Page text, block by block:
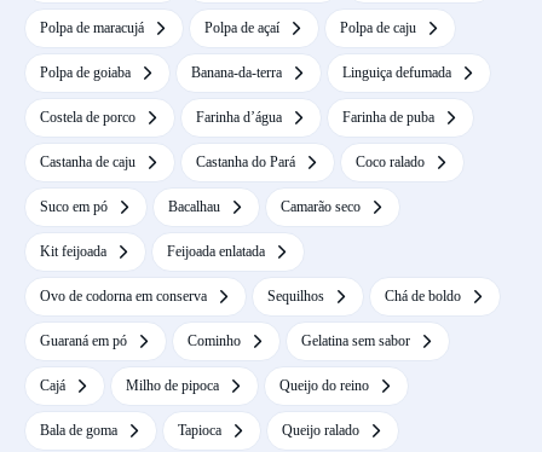
Polpa de maracujá Polpa de açaí Polpa de caju
Polpa de goiaba Banana-da-terra Linguiça defumada
Costela de porco Farinha d’água Farinha de puba
Castanha de caju Castanha do Pará Coco ralado
Suco em pó Bacalhau Camarão seco
Kit feijoada Feijoada enlatada
Ovo de codorna em conserva Sequilhos Chá de boldo
Guaraná em pó Cominho Gelatina sem sabor
Cajá Milho de pipoca Queijo do reino
Bala de goma Tapioca Queijo ralado